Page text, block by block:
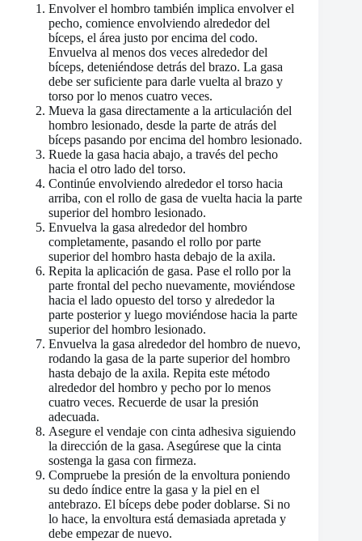
Envolver el hombro también implica envolver el
pecho, comience envolviendo alrededor del
bíceps, el área justo por encima del codo.
Envuelva al menos dos veces alrededor del
bíceps, deteniéndose detrás del brazo. La gasa
debe ser suficiente para darle vuelta al brazo y
torso por lo menos cuatro veces.
Mueva la gasa directamente a la articulación del
hombro lesionado, desde la parte de atrás del
bíceps pasando por encima del hombro lesionado.
Ruede la gasa hacia abajo, a través del pecho
hacia el otro lado del torso.
Continúe envolviendo alrededor el torso hacia
arriba, con el rollo de gasa de vuelta hacia la parte
superior del hombro lesionado.
Envuelva la gasa alrededor del hombro
completamente, pasando el rollo por parte
superior del hombro hasta debajo de la axila.
Repita la aplicación de gasa. Pase el rollo por la
parte frontal del pecho nuevamente, moviéndose
hacia el lado opuesto del torso y alrededor la
parte posterior y luego moviéndose hacia la parte
superior del hombro lesionado.
Envuelva la gasa alrededor del hombro de nuevo,
rodando la gasa de la parte superior del hombro
hasta debajo de la axila. Repita este método
alrededor del hombro y pecho por lo menos
cuatro veces. Recuerde de usar la presión
adecuada.
Asegure el vendaje con cinta adhesiva siguiendo
la dirección de la gasa. Asegúrese que la cinta
sostenga la gasa con firmeza.
Compruebe la presión de la envoltura poniendo
su dedo índice entre la gasa y la piel en el
antebrazo. El bíceps debe poder doblarse. Si no
lo hace, la envoltura está demasiada apretada y
debe empezar de nuevo.